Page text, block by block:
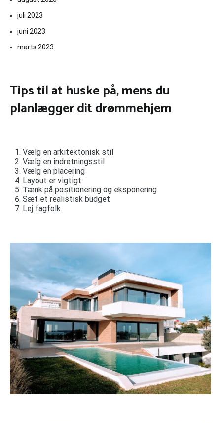
juli 2023
juni 2023
marts 2023
Tips til at huske på, mens du
planlægger dit drømmehjem
Vælg en arkitektonisk stil
Vælg en indretningsstil
Vælg en placering
Layout er vigtigt
Tænk på positionering og eksponering
Sæt et realistisk budget
Lej fagfolk